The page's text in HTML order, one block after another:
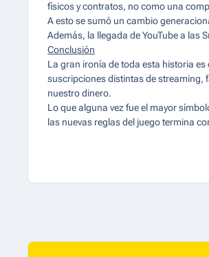
físicos y contratos, no como una
A esto se sumó un cambio
Además, la llegada de YouTube a las
Conclusión
La gran ironía de toda esta historia
suscripciones distintas de streaming,
nuestro dinero.
Lo que alguna vez fue el mayor
las nuevas reglas del juego termina